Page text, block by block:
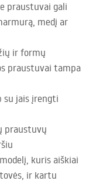
praustuvai gali
medį ar
ir formų
praustuvai tampa
su jais įrengti
praustuvų
kuris aiškiai
ir kartu